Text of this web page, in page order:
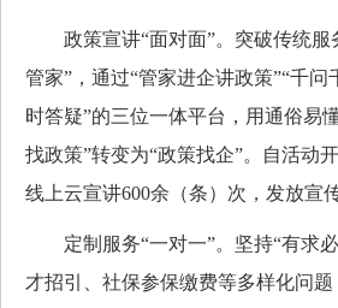
政策宣讲“面对面”。突破传统服
管家”，通过“管家进企讲政策”“千
时答疑”的三位一体平台，用通俗易
找政策”转变为“政策找企”。自活动
线上云宣讲600余（条）次，发放宣
定制服务“一对一”。坚持“有求必
才招引、社保参保缴费等多样化问